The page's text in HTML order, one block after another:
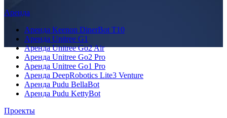
Аренда
Аренда Keenon DinerBot T10
Аренда Unitree G1
Аренда Unitree Go2 Air
Аренда Unitree Go2 Pro
Аренда Unitree Go1 Pro
Аренда DeepRobotics Lite3 Venture
Аренда Pudu BellaBot
Аренда Pudu KettyBot
Проекты